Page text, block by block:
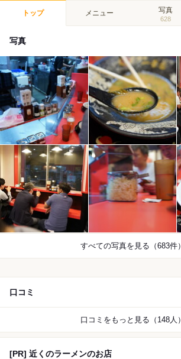
トップ メニュー 写真
628
写真
すべての写真を見る（683件）
口コミ
口コミをもっと見る（148人）
[PR] 近くのラーメンのお店